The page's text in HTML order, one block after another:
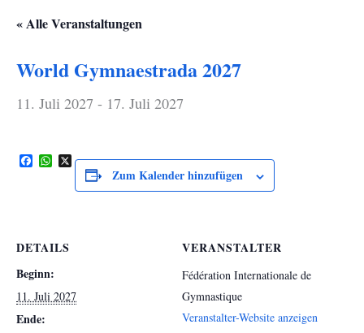
« Alle Veranstaltungen
World Gymnaestrada 2027
11. Juli 2027 - 17. Juli 2027
Facebook
WhatsApp
X
Zum Kalender hinzufügen
DETAILS
Beginn:
11. Juli 2027
Ende:
VERANSTALTER
Fédération Internationale de
Gymnastique
Veranstalter-Website anzeigen